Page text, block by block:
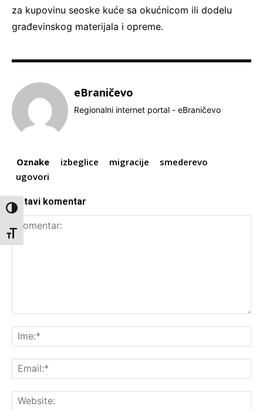
Toggle High Contrast
Toggle Font size
za kupovinu seoske kuće sa okućnicom ili dodelu
građevinskog materijala i opreme.
eBraničevo
Regionalni internet portal - eBraničevo
Oznake izbeglice migracije
smederevo
ugovori
Ostavi komentar